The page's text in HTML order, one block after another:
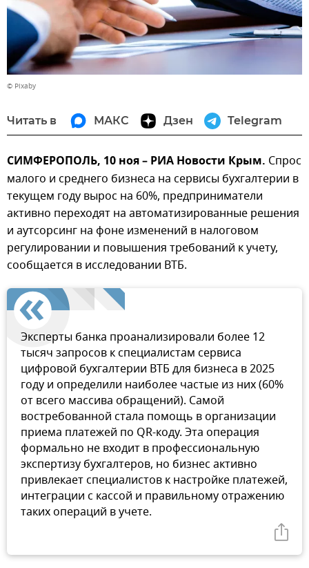
© Pixaby
Читать в МАКС Дзен Telegram
СИМФЕРОПОЛЬ, 10 ноя – РИА Новости Крым. Спрос
малого и среднего бизнеса на сервисы бухгалтерии в
текущем году вырос на 60%, предприниматели
активно переходят на автоматизированные решения
и аутсорсинг на фоне изменений в налоговом
регулировании и повышения требований к учету,
сообщается в исследовании ВТБ.
Эксперты банка проанализировали более 12
тысяч запросов к специалистам сервиса
цифровой бухгалтерии ВТБ для бизнеса в 2025
году и определили наиболее частые из них (60%
от всего массива обращений). Самой
востребованной стала помощь в организации
приема платежей по QR-коду. Эта операция
формально не входит в профессиональную
экспертизу бухгалтеров, но бизнес активно
привлекает специалистов к настройке платежей,
интеграции с кассой и правильному отражению
таких операций в учете.